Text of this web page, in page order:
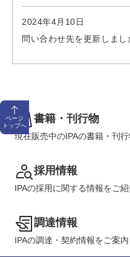
2024年4月10日
問い合わせ先を更新しまし
ページ
トップへ
書籍・刊行物
現在販売中のIPAの書籍・刊行
採用情報
IPAの採用に関する情報をご紹
調達情報
IPAの調達・契約情報をご案内